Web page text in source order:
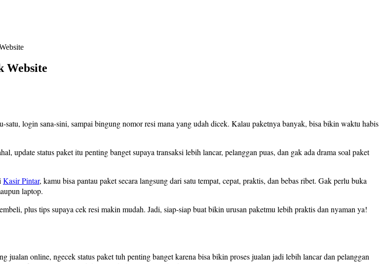
Website
satu, login sana-sini, sampai bingung nomor resi mana yang udah dicek. Kalau paketnya banyak, bisa bikin waktu habis
update status paket itu penting banget supaya transaksi lebih lancar, pelanggan puas, dan gak ada drama soal paket
Kasir Pintar, kamu bisa pantau paket secara langsung dari satu tempat, cepat, praktis, dan bebas ribet. Gak perlu buka
laptop.
plus tips supaya cek resi makin mudah. Jadi, siap-siap buat bikin urusan paketmu lebih praktis dan nyaman ya!
jualan online, ngecek status paket tuh penting banget karena bisa bikin proses jualan jadi lebih lancar dan pelanggan